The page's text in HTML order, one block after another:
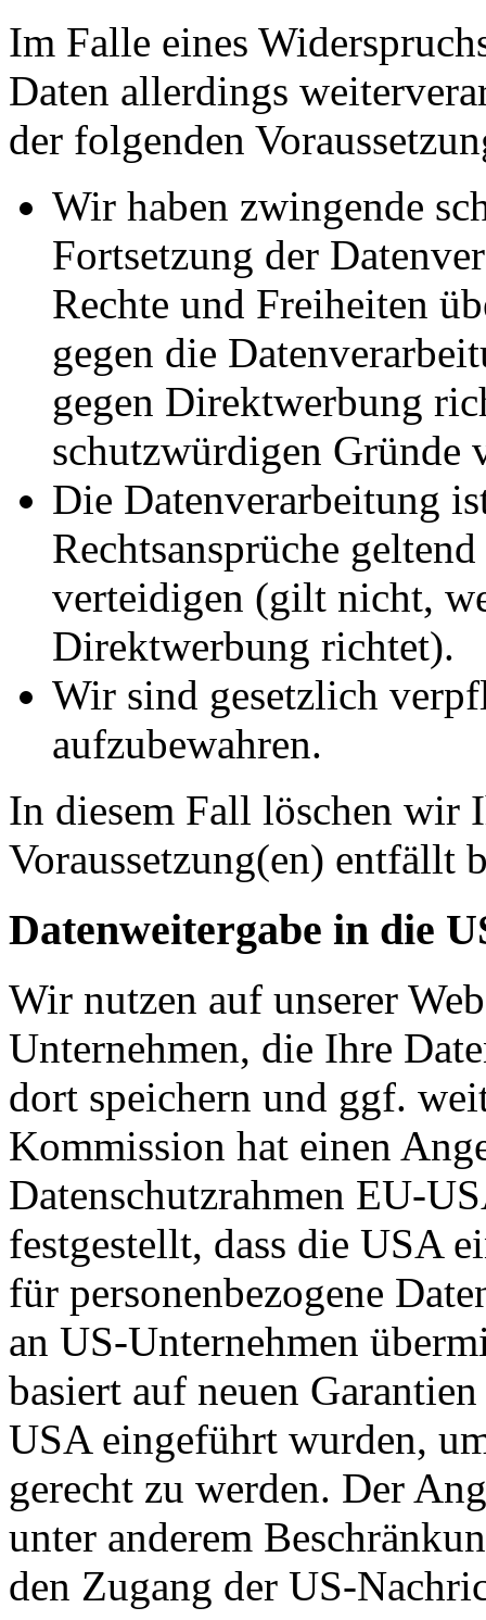
Im Falle eines
Daten allerdings
der folgenden
Wir haben zwingende
Fortsetzung der
Rechte und Freiheiten
gegen die
gegen Direktwerbung
schutzwürdigen Gründe
Die Datenverarbeitung
Rechtsansprüche
verteidigen (gilt nicht,
Direktwerbung richtet).
Wir sind gesetzlich
aufzubewahren.
In diesem Fall löschen wir
Voraussetzung(en) entfällt
Datenweitergabe in die
Wir nutzen auf unserer
Unternehmen, die Ihre
dort speichern und ggf.
Kommission hat einen
Datenschutzrahmen EU-
festgestellt, dass die USA
für personenbezogene
an US-Unternehmen
basiert auf neuen
USA eingeführt wurden,
gerecht zu werden. Der
unter anderem
den Zugang der US-